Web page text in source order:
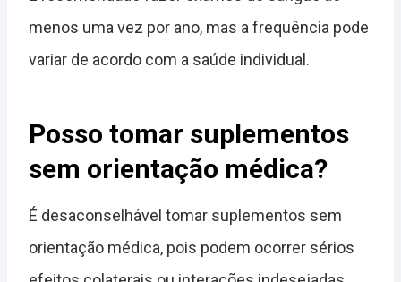
menos uma vez por ano, mas a frequência pode
variar de acordo com a saúde individual.
Posso tomar suplementos
sem orientação médica?
É desaconselhável tomar suplementos sem
orientação médica, pois podem ocorrer sérios